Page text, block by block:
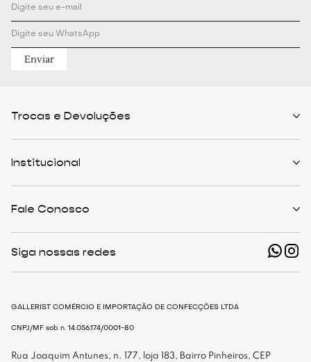
Enviar
Trocas e Devoluções
Formas de Pagamento
Cashback
Institucional
The Outlist
Nossas Lojas
Trabalhe Conosco
Fale Conosco
shop@gallerist.com.br
Siga nossas redes
GALLERIST COMÉRCIO E IMPORTAÇÃO DE CONFECÇÕES LTDA
CNPJ/MF sob n. 14.056.174/0001-80
Rua Joaquim Antunes, n. 177, loja 183, Bairro Pinheiros, CEP